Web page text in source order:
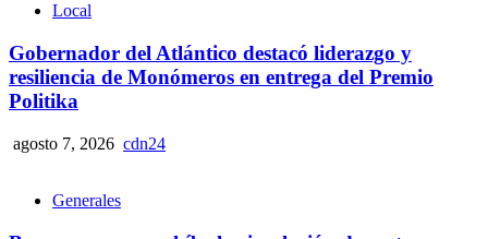
Local
Gobernador del Atlántico destacó liderazgo y
resiliencia de Monómeros en entrega del Premio
Politika
agosto 7, 2026 cdn24
Generales